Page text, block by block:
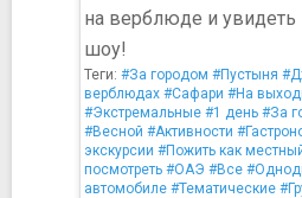
на верблюде и увидеть
шоу!
Теги: #За городом #Пустыня
верблюдах #Сафари #На
#Экстремальные #1 день #За
#Весной #Активности
экскурсии #Пожить как
посмотреть #ОАЭ #Все
автомобиле #Тематические